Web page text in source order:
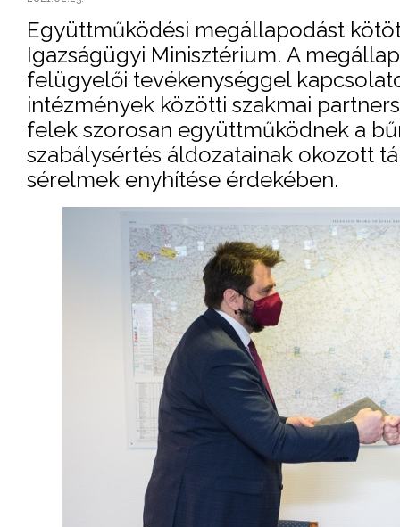
Együttműködési megállapodást
Igazságügyi Minisztérium. A
felügyelői tevékenységgel
intézmények közötti szakmai
felek szorosan együttműködnek a
szabálysértés áldozatainak okozott
sérelmek enyhítése érdekében.